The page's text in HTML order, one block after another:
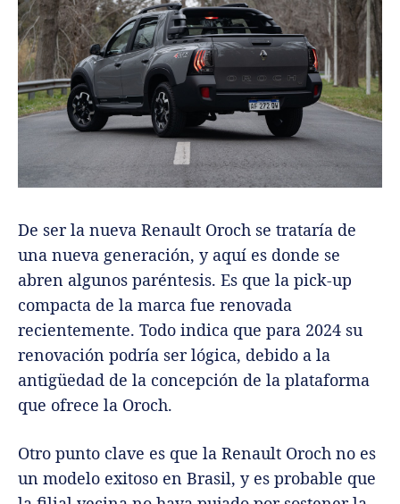
De ser la nueva Renault Oroch se trataría de
una nueva generación, y aquí es donde se
abren algunos paréntesis. Es que la pick-up
compacta de la marca fue renovada
recientemente. Todo indica que para 2024 su
renovación podría ser lógica, debido a la
antigüedad de la concepción de la plataforma
que ofrece la Oroch.
Otro punto clave es que la Renault Oroch no es
un modelo exitoso en Brasil, y es probable que